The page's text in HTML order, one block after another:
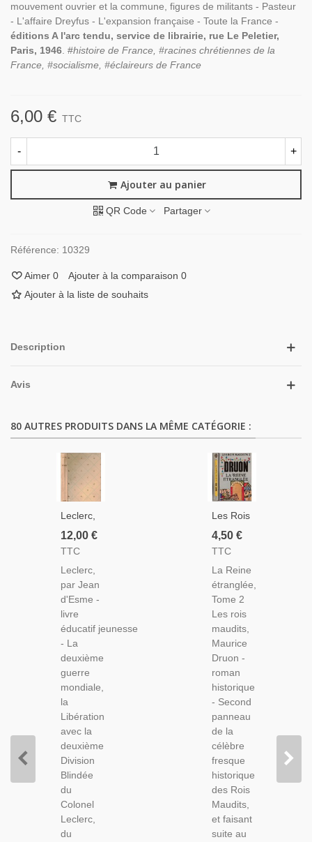
mouvement ouvrier et la commune, figures de militants - Pasteur
- L'affaire Dreyfus - L'expansion française - Toute la France -
éditions A l'arc tendu, service de librairie, rue Le Peletier,
Paris, 1946 . #histoire de France, #racines chrétiennes de la
France, #socialisme, #éclaireurs de France
6,00 € TTC
- +
Ajouter au panier
QR Code Partager
Référence: 10329
Aimer 0 Ajouter à la comparaison 0
Ajouter à la liste de souhaits
Description
Avis
80 AUTRES PRODUITS DANS LA MÊME CATÉGORIE :
Leclerc,
Jean
D'Esme
Collection
Idéal
Bibliothèque
, 2e
Guerre
Mondiale,
Colonel
Leclerc,
2e DB,
12,00 €
TTC
Leclerc,
par Jean
d'Esme -
livre
éducatif jeunesse
- La
deuxième
guerre
mondiale,
la
Libération
avec la
deuxième
Division
Blindée
du
Colonel
Leclerc,
du
Les Rois
Maudits
T2, La
Étranglée,
Maurice
Druon,
1971 -
Monarchie
XIXe
Siècle,
Histoire
De
France
4,50 €
TTC
La Reine
étranglée,
Tome 2
Les rois
maudits,
Maurice
Druon -
roman
historique
- Second
panneau
de la
célèbre
fresque
historique
des Rois
Maudits,
et faisant
suite au